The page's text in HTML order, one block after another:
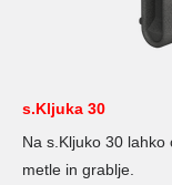
s.Kljuka 30
Na s.Kljuko 30
metle in grablje.